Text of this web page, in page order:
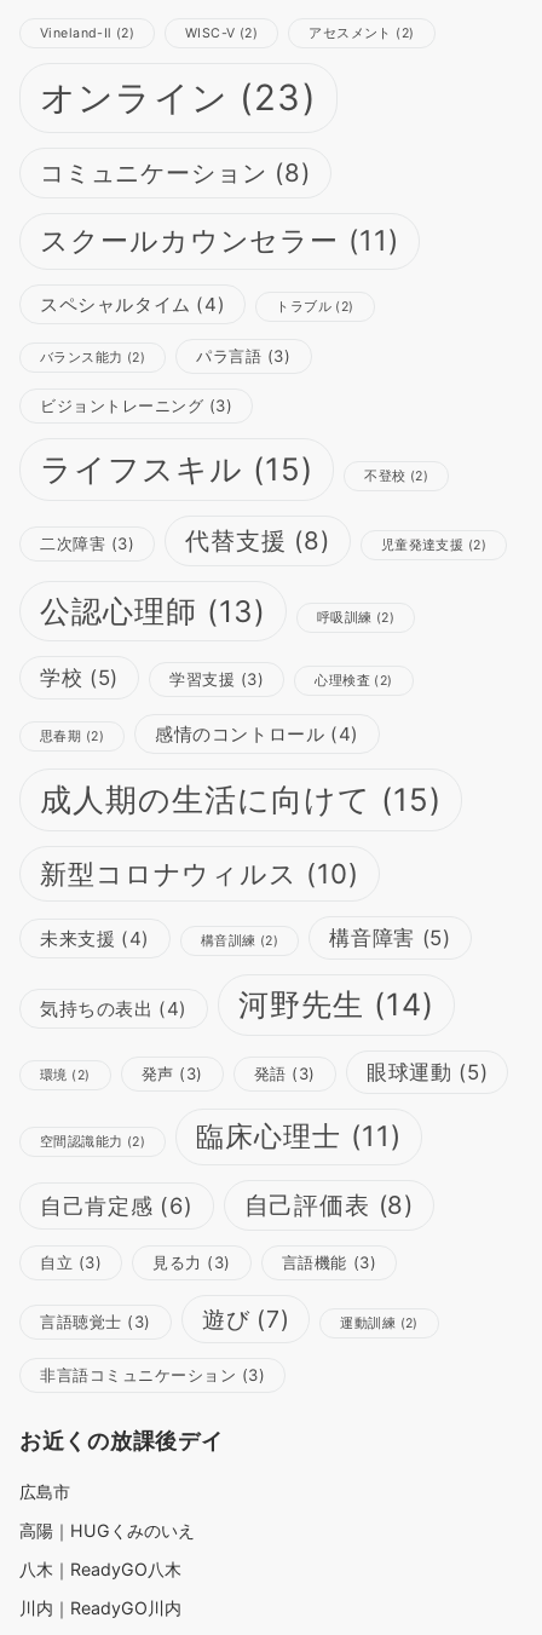
Vineland-Ⅱ (2) WISC-Ⅴ (2) アセスメント (2)
オンライン (23)
コミュニケーション (8)
スクールカウンセラー (11)
スペシャルタイム (4) トラブル (2)
バランス能力 (2) パラ言語 (3)
ビジョントレーニング (3)
ライフスキル (15) 不登校 (2)
二次障害 (3) 代替支援 (8) 児童発達支援 (2)
公認心理師 (13) 呼吸訓練 (2)
学校 (5) 学習支援 (3) 心理検査 (2)
思春期 (2) 感情のコントロール (4)
成人期の生活に向けて (15)
新型コロナウィルス (10)
未来支援 (4) 構音訓練 (2) 構音障害 (5)
気持ちの表出 (4) 河野先生 (14)
環境 (2) 発声 (3) 発語 (3) 眼球運動 (5)
空間認識能力 (2) 臨床心理士 (11)
自己肯定感 (6) 自己評価表 (8)
自立 (3) 見る力 (3) 言語機能 (3)
言語聴覚士 (3) 遊び(7) 運動訓練 (2)
非言語コミュニケーション (3)
お近くの放課後デイ
広島市
高陽｜HUGくみのいえ
八木｜ReadyGO八木
川内｜ReadyGO川内